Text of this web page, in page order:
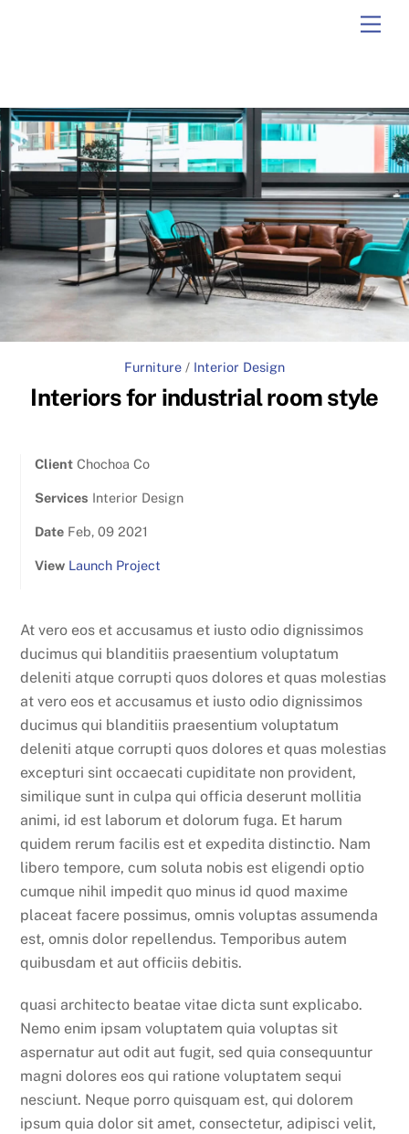
Furniture / Interior Design
Interiors for industrial room style
ClientChochoa Co
Services Interior Design
DateFeb, 09 2021
View Launch Project
At vero eos et accusamus et iusto odio dignissimos
ducimus qui blanditiis praesentium voluptatum
deleniti atque corrupti quos dolores et quas molestias
at vero eos et accusamus et iusto odio dignissimos
ducimus qui blanditiis praesentium voluptatum
deleniti atque corrupti quos dolores et quas molestias
excepturi sint occaecati cupiditate non provident,
similique sunt in culpa qui officia deserunt mollitia
animi, id est laborum et dolorum fuga. Et harum
quidem rerum facilis est et expedita distinctio. Nam
libero tempore, cum soluta nobis est eligendi optio
cumque nihil impedit quo minus id quod maxime
placeat facere possimus, omnis voluptas assumenda
est, omnis dolor repellendus. Temporibus autem
quibusdam et aut officiis debitis.
quasi architecto beatae vitae dicta sunt explicabo.
Nemo enim ipsam voluptatem quia voluptas sit
aspernatur aut odit aut fugit, sed quia consequuntur
magni dolores eos qui ratione voluptatem sequi
nesciunt. Neque porro quisquam est, qui dolorem
ipsum quia dolor sit amet, consectetur, adipisci velit,